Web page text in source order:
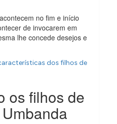
no fim e início
de invocarem em
lhe concede desejos e
dos filhos de
os filhos de